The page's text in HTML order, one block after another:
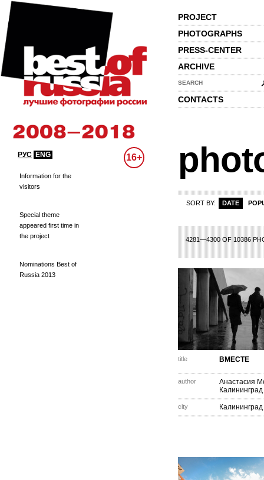
PROJECT
PHOTOGRAPHS
PRESS-CENTER
ARCHIVE
SEARCH
CONTACTS
РУС ENG 16+
Information for the
visitors
Special theme
appeared first time in
the project
Nominations Best of
Russia 2013
SORT BY: DATE
4281—4300 OF 10386
195 196 197 205 206 207 208
title ВМЕСТЕ
author
Анастасия
Калининград
city Калининград